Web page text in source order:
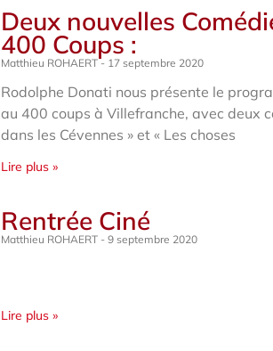
Deux nouvelles
400 Coups :
Matthieu ROHAERT 17 septembre 2020
Rodolphe Donati nous présente le
au 400 coups à Villefranche, avec deux
dans les Cévennes » et « Les choses
Lire plus »
Rentrée Ciné
Matthieu ROHAERT 9 septembre 2020
Lire plus »